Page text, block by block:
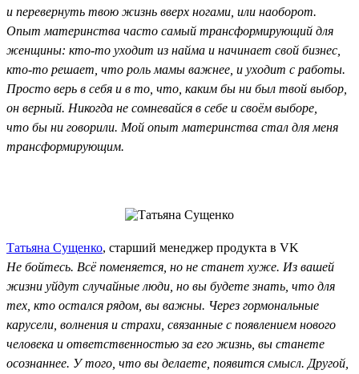
и перевернуть твою жизнь вверх ногами, или наоборот.
Опыт материнства часто самый трансформирующий для
женщины: кто-то уходит из найма и начинает свой бизнес,
кто-то решает, что роль мамы важнее, и уходит с работы.
Просто верь в себя и в то, что, каким бы ни был твой выбор,
он верный. Никогда не сомневайся в себе и своём выборе,
что бы ни говорили. Мой опыт материнства стал для меня
трансформирующим.
Татьяна Сущенко, старший менеджер продукта в VK
Не бойтесь. Всё поменяется, но не станет хуже. Из вашей
жизни уйдут случайные люди, но вы будете знать, что для
тех, кто остался рядом, вы важны. Через гормональные
карусели, волнения и страхи, связанные с появлением нового
человека и ответственностью за его жизнь, вы станете
осознаннее. У того, что вы делаете, появится смысл. Другой,